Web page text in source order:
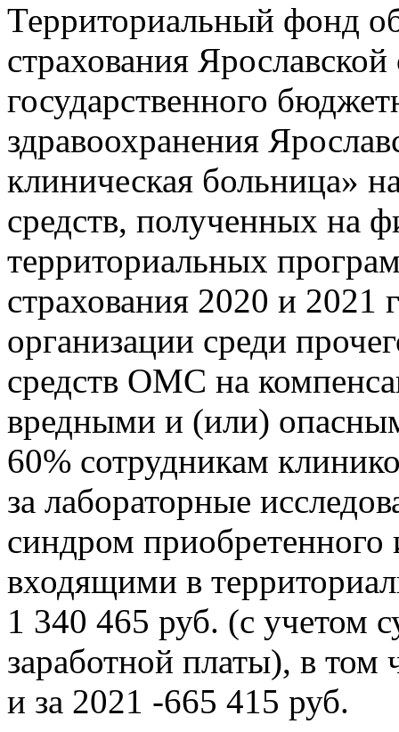
Территориальный фонд
страхования
государственного
здравоохранения
клиническая больница»
средств, полученных на
территориальных
страхования 2020 и 2021
организации среди
средств ОМС на
вредными и (или)
60% сотрудникам
за лабораторные
синдром
входящими в
1 340 465 руб. (с учетом
заработной платы), в том
и за 2021 -665 415 руб.